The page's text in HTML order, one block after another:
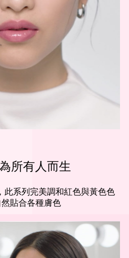
所有人而生
此系列完美調和紅色與黃色色
貼合各種膚色